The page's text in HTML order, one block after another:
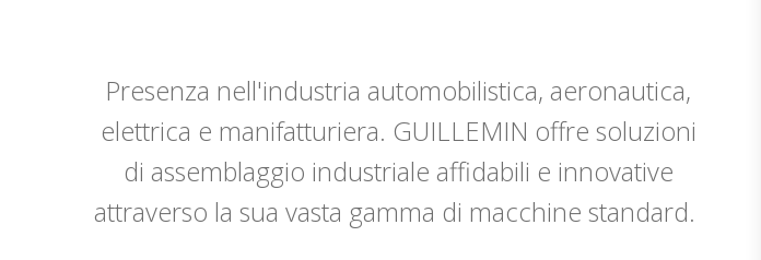
Presenza nell'industria automobilistica, aeronautica,
elettrica e manifatturiera. GUILLEMIN offre soluzioni
di assemblaggio industriale affidabili e innovative
attraverso la sua vasta gamma di macchine standard.